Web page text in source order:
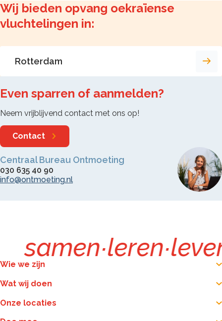
wij bieden opvang oekraïense
vluchtelingen in:
Rotterdam
Even sparren of aanmelden?
Neem vrijblijvend contact met ons op!
Contact
Centraal Bureau Ontmoeting
030 635 40 90
info@ontmoeting.nl
samen∙leren∙
Wie we zijn
Wat wij doen
Onze locaties